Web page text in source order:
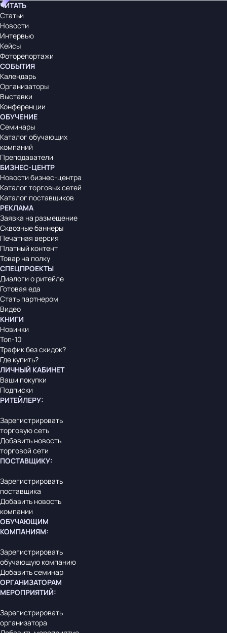
ЧИТАТЬ
Статьи
Новости
Интервью
Кейсы
Фоторепортажи
СОБЫТИЯ
Календарь
Организаторы
Выставки
Конференции
ОБУЧЕНИЕ
Семинары
Каталог обучающих
компаний
Преподаватели
БИЗНЕС-ЦЕНТР
Новости бизнес-центра
Каталог торговых сетей
Каталог поставщиков
РЕКЛАМА
Заявка на размещение
Сквозные баннеры
Печатная версия
Платный контент
Товар на полку
СПЕЦПРОЕКТЫ
Диалоги о ритейле
Готовая еда
Стать партнером
Видео
КНИГИ
Новинки
Топ-10
Трафик без скидок?
Где купить?
ЛИЧНЫЙ КАБИНЕТ
Ваши покупки
Подписки
РИТЕЙЛЕРУ:
Зарегистрировать
торговую сеть
Добавить новость
торговой сети
ПОСТАВЩИКУ:
Зарегистрировать
поставщика
Добавить новость
компании
ОБУЧАЮЩИМ
КОМПАНИЯМ:
Зарегистрировать
обучающую компанию
Добавить семинар
ОРГАНИЗАТОРАМ
МЕРОПРИЯТИЙ:
Зарегистрировать
организатора